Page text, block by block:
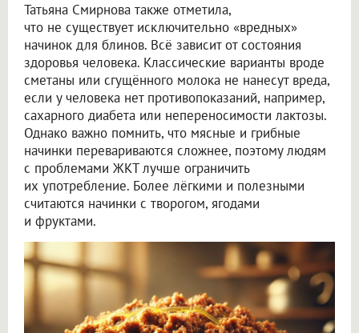
Татьяна Смирнова также отметила,
что не существует исключительно «вредных»
начинок для блинов. Всё зависит от состояния
здоровья человека. Классические варианты вроде
сметаны или сгущённого молока не нанесут вреда,
если у человека нет противопоказаний, например,
сахарного диабета или непереносимости лактозы.
Однако важно помнить, что мясные и грибные
начинки перевариваются сложнее, поэтому людям
с проблемами ЖКТ лучше ограничить
их употребление. Более лёгкими и полезными
считаются начинки с творогом, ягодами
и фруктами.